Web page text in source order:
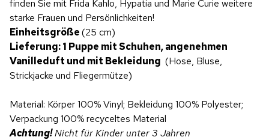
finden Sie mit Frida Kahlo, Hypatia und Marie Curie weitere
starke Frauen und Persönlichkeiten!
Einheitsgröße(25 cm)
Lieferung: 1 Puppe mit Schuhen, angenehmen
Vanilleduft und mit Bekleidung (Hose, Bluse,
Strickjacke und Fliegermütze)
Material: Körper 100% Vinyl; Bekleidung 100% Polyester;
Verpackung 100% recyceltes Material
Achtung!Nicht für Kinder unter 3 Jahren